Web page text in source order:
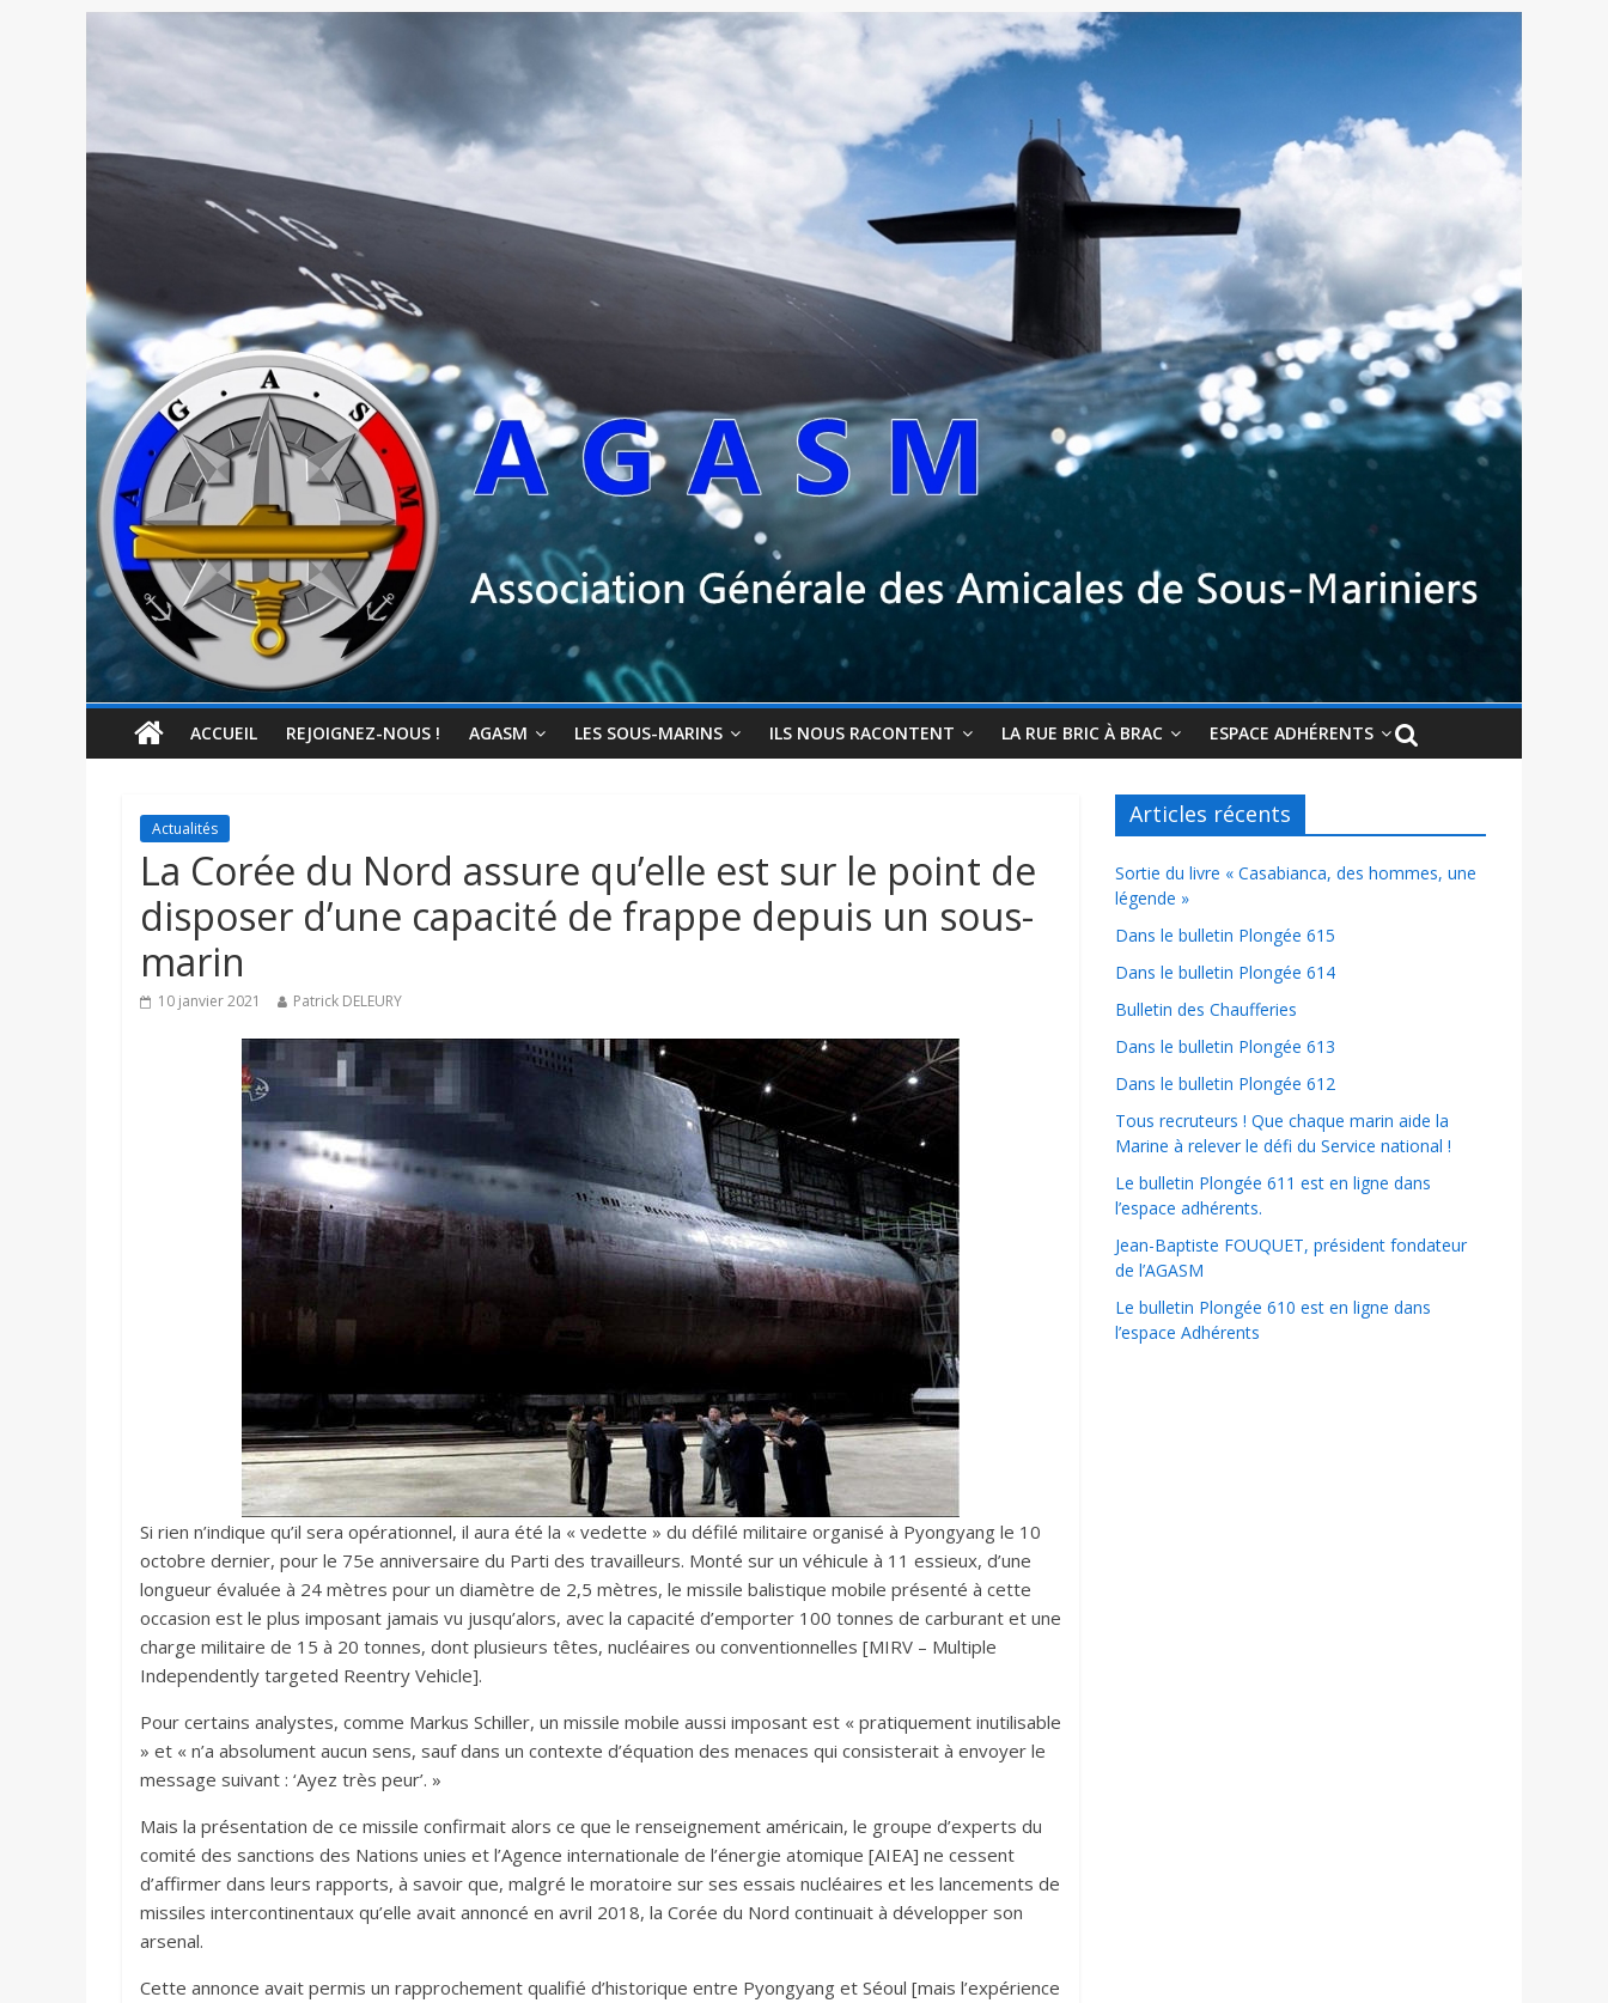
ACCUEIL REJOIGNEZ-NOUS ! AGASM LES SOUS-MARINS ILS NOUS RACONTENT LA RUE BRIC À BRAC ESPACE ADHÉRENTS
Actualités
La Corée du Nord assure qu’elle est sur le point de
disposer d’une capacité de frappe depuis un sous-
marin
10 janvier 2021 Patrick DELEURY
Si rien n’indique qu’il sera opérationnel, il aura été la « vedette » du défilé militaire organisé à Pyongyang le 10
octobre dernier, pour le 75e anniversaire du Parti des travailleurs. Monté sur un véhicule à 11 essieux, d’une
longueur évaluée à 24 mètres pour un diamètre de 2,5 mètres, le missile balistique mobile présenté à cette
occasion est le plus imposant jamais vu jusqu’alors, avec la capacité d’emporter 100 tonnes de carburant et une
charge militaire de 15 à 20 tonnes, dont plusieurs têtes, nucléaires ou conventionnelles [MIRV – Multiple
Independently targeted Reentry Vehicle].
Pour certains analystes, comme Markus Schiller, un missile mobile aussi imposant est « pratiquement inutilisable
» et « n’a absolument aucun sens, sauf dans un contexte d’équation des menaces qui consisterait à envoyer le
message suivant : ‘Ayez très peur’. »
Mais la présentation de ce missile confirmait alors ce que le renseignement américain, le groupe d’experts du
comité des sanctions des Nations unies et l’Agence internationale de l’énergie atomique [AIEA] ne cessent
d’affirmer dans leurs rapports, à savoir que, malgré le moratoire sur ses essais nucléaires et les lancements de
missiles intercontinentaux qu’elle avait annoncé en avril 2018, la Corée du Nord continuait à développer son
arsenal.
Cette annonce avait permis un rapprochement qualifié d’historique entre Pyongyang et Séoul [mais l’expérience
Articles récents
Sortie du livre « Casabianca, des hommes, une
légende »
Dans le bulletin Plongée 615
Dans le bulletin Plongée 614
Bulletin des Chaufferies
Dans le bulletin Plongée 613
Dans le bulletin Plongée 612
Tous recruteurs ! Que chaque marin aide la
Marine à relever le défi du Service national !
Le bulletin Plongée 611 est en ligne dans
l’espace adhérents.
Jean-Baptiste FOUQUET, président fondateur
de l’AGASM
Le bulletin Plongée 610 est en ligne dans
l’espace Adhérents